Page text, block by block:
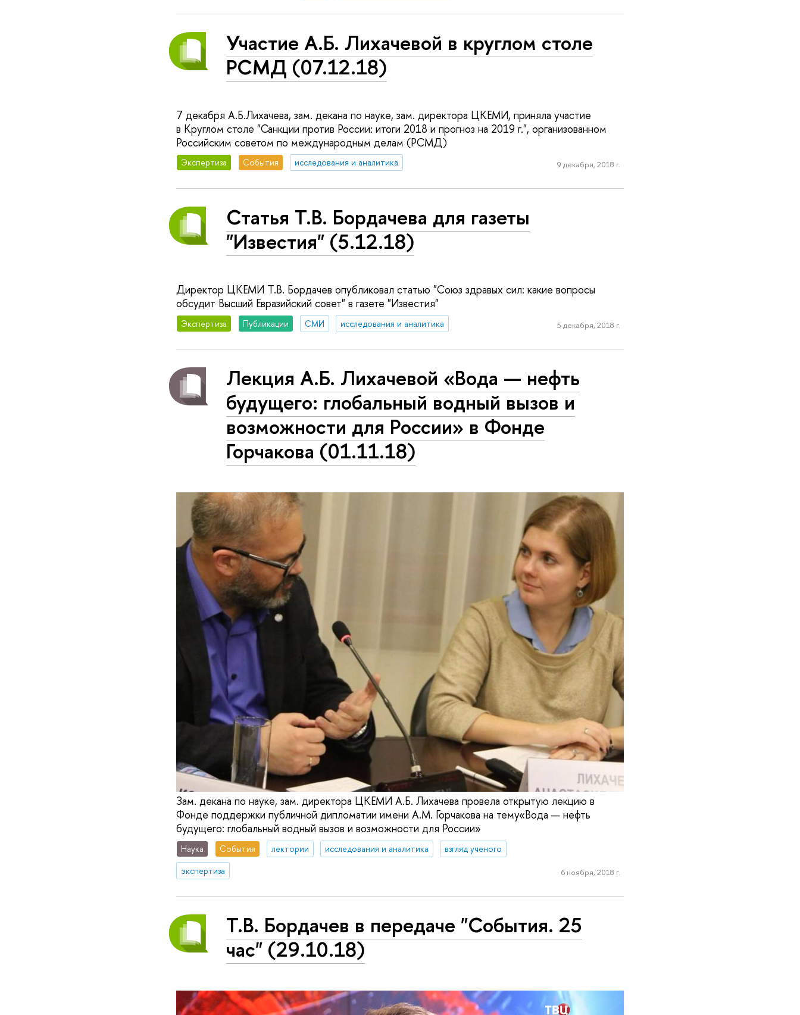
Участие А.Б. Лихачевой в круглом столе
РСМД (07.12.18)
7 декабря А.Б.Лихачева, зам. декана по науке, зам. директора ЦКЕМИ, приняла участие
в Круглом столе "Санкции против России: итоги 2018 и прогноз на 2019 г.", организованном
Российским советом по международным делам (РСМД)
Экспертиза События исследования и аналитика 9 декабря, 2018 г.
Статья Т.В. Бордачева для газеты
"Известия" (5.12.18)
Директор ЦКЕМИ Т.В. Бордачев опубликовал статью "Союз здравых сил: какие вопросы
обсудит Высший Евразийский совет" в газете "Известия"
Экспертиза Публикации СМИ исследования и аналитика 5 декабря, 2018 г.
Лекция А.Б. Лихачевой «Вода — нефть
будущего: глобальный водный вызов и
возможности для России» в Фонде
Горчакова (01.11.18)
Зам. декана по науке, зам. директора ЦКЕМИ А.Б. Лихачева провела открытую лекцию в
Фонде поддержки публичной дипломатии имени А.М. Горчакова на тему«Вода — нефть
будущего: глобальный водный вызов и возможности для России»
Наука События лектории исследования и аналитика
взгляд ученого
экспертиза
6 ноября, 2018 г.
Т.В. Бордачев в передаче "События. 25
час" (29.10.18)